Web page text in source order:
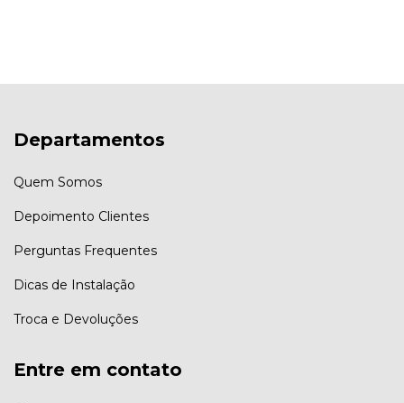
Departamentos
Quem Somos
Depoimento Clientes
Perguntas Frequentes
Dicas de Instalação
Troca e Devoluções
Entre em contato